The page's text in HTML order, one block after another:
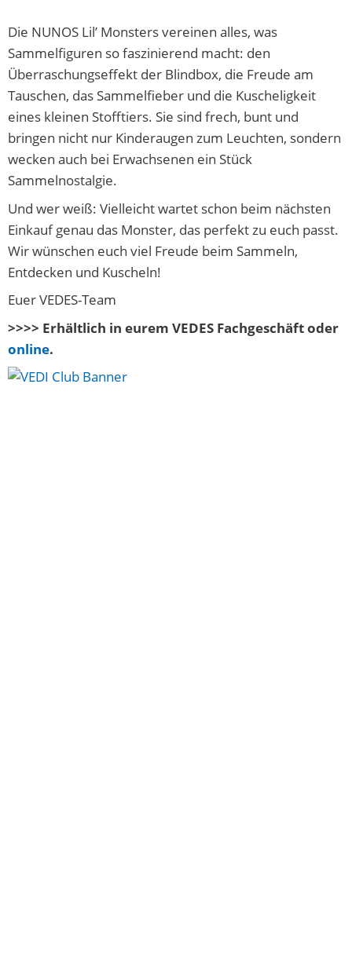
Die NUNOS Lil’ Monsters vereinen alles, was
Sammelfiguren so faszinierend macht: den
Überraschungseffekt der Blindbox, die Freude am
Tauschen, das Sammelfieber und die Kuscheligkeit
eines kleinen Stofftiers. Sie sind frech, bunt und
bringen nicht nur Kinderaugen zum Leuchten, sondern
wecken auch bei Erwachsenen ein Stück
Sammelnostalgie.
Und wer weiß: Vielleicht wartet schon beim nächsten
Einkauf genau das Monster, das perfekt zu euch passt.
Wir wünschen euch viel Freude beim Sammeln,
Entdecken und Kuscheln!
Euer VEDES-Team
>>>> Erhältlich in eurem VEDES Fachgeschäft oder
online.